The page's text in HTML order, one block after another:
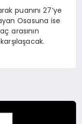
puanını 27’ye
Osasuna ise
arasının